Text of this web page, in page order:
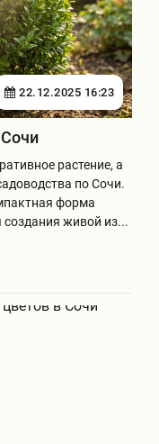
22.12.2025 16:23
растение, а
по Сочи.
форма
живой из...